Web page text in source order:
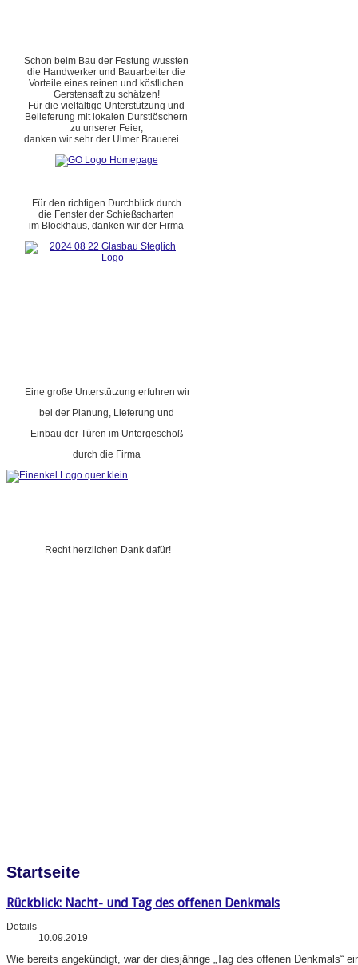
Schon beim Bau der Festung wussten
die Handwerker und Bauarbeiter die
Vorteile eines reinen und köstlichen
Gerstensaft zu schätzen!
Für die vielfältige Unterstützung und
Belieferung mit lokalen Durstlöschern
zu unserer Feier,
danken wir sehr der Ulmer Brauerei ...
Für den richtigen Durchblick durch
die Fenster der Schießscharten
im Blockhaus, danken wir der Firma
Eine große Unterstützung erfuhren wir
bei der Planung, Lieferung und
Einbau der Türen im Untergeschoß
durch die Firma
Recht herzlichen Dank dafür!
Startseite
Rückblick: Nacht- und Tag des offenen Denkmals
Details
10.09.2019
Wie bereits angekündigt, war der diesjährige „Tag des offenen Denkmals“